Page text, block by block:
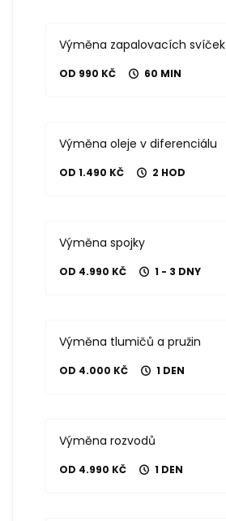
Výměna zapalovacích svíček
OD 990 KČ 60 MIN
Výměna oleje v diferenciálu
OD 1.490 KČ 2 HOD
Výměna spojky
OD 4.990 KČ 1 - 3 DNY
Výměna tlumičů a pružin
OD 4.000 KČ 1 DEN
Výměna rozvodů
OD 4.990 KČ 1 DEN